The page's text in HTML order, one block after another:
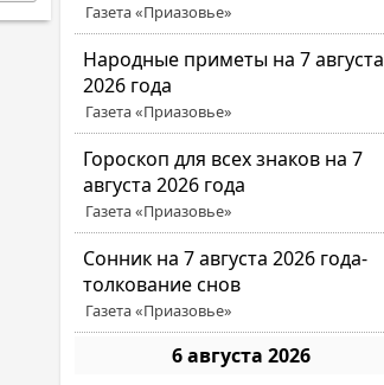
Газета «Приазовье»
Народные приметы на 7 августа
2026 года
Газета «Приазовье»
Гороскоп для всех знаков на 7
августа 2026 года
Газета «Приазовье»
Сонник на 7 августа 2026 года-
толкование снов
Газета «Приазовье»
6 августа 2026